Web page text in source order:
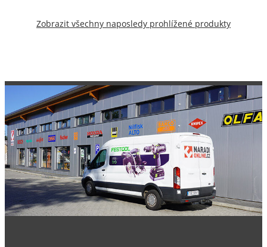
Zobrazit všechny naposledy prohlížené produkty